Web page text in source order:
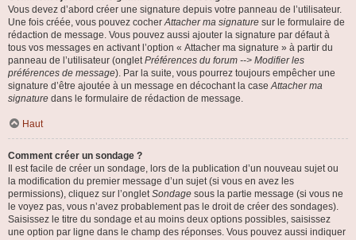
Vous devez d’abord créer une signature depuis votre panneau de l’utilisateur.
Une fois créée, vous pouvez cocherAttacher ma signature sur le formulaire de
rédaction de message. Vous pouvez aussi ajouter la signature par défaut à
tous vos messages en activant l’option « Attacher ma signature » à partir du
panneau de l’utilisateur (ongletPréférences du forum --> Modifier les
préférences de message). Par la suite, vous pourrez toujours empêcher une
signature d’être ajoutée à un message en décochant la caseAttacher ma
signature dans le formulaire de rédaction de message.
Haut
Comment créer un sondage ?
Il est facile de créer un sondage, lors de la publication d’un nouveau sujet ou
la modification du premier message d’un sujet (si vous en avez les
permissions), cliquez sur l’ongletSondage sous la partie message (si vous ne
le voyez pas, vous n’avez probablement pas le droit de créer des sondages).
Saisissez le titre du sondage et au moins deux options possibles, saisissez
une option par ligne dans le champ des réponses. Vous pouvez aussi indiquer